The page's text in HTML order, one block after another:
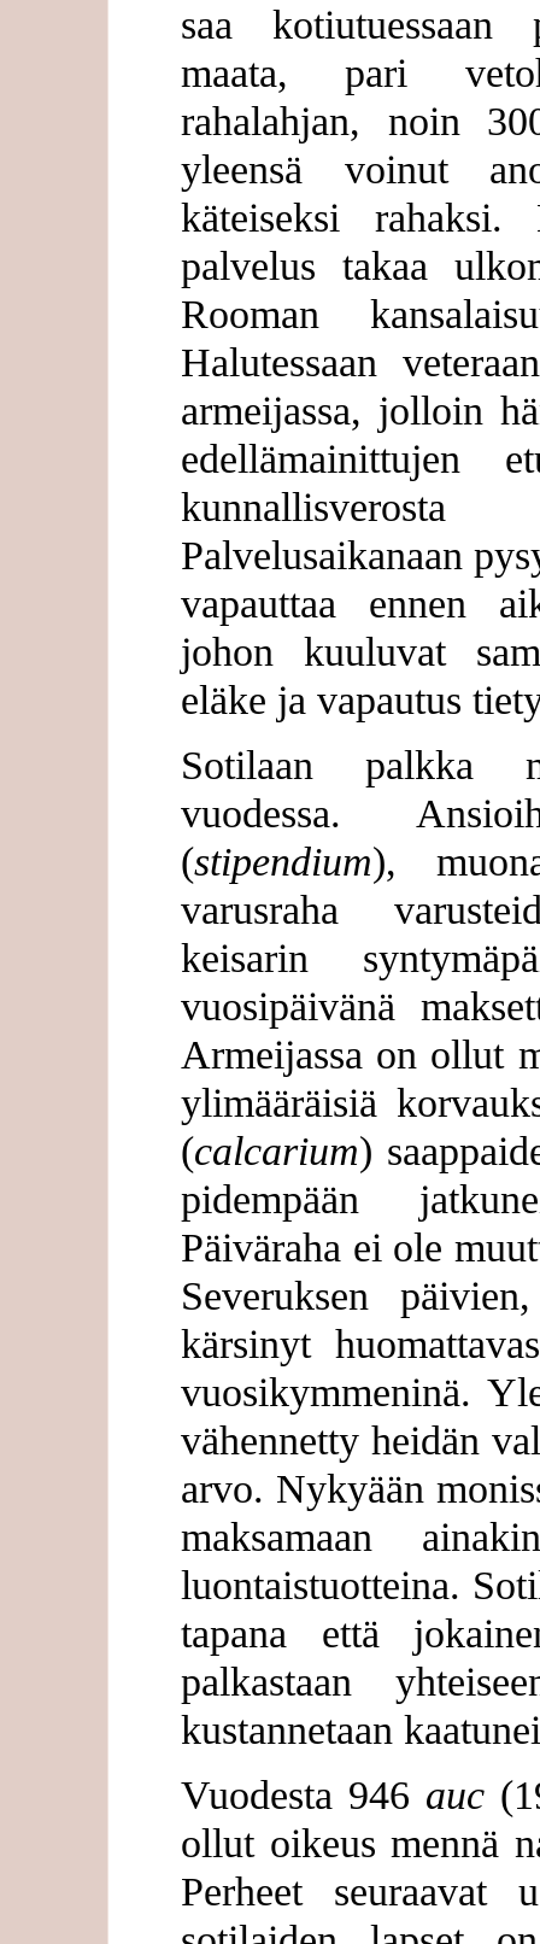
saa kotiutuessaan
maata, pari
rahalahjan, noin
yleensä voinut
käteiseksi rahaksi.
palvelus takaa
Rooman
Halutessaan
armeijassa, jolloin
edellämainittujen
Palvelusaikanaan
vapauttaa ennen
johon kuuluvat
eläke ja vapautus
Sotilaan palkka
vuodessa.
(stipendium),
varusraha
keisarin
vuosipäivänä
Armeijassa on ollut
ylimääräisiä
(calcarium)
pidempään
Päiväraha ei ole
Severuksen
kärsinyt
vuosikymmeninä.
vähennetty heidän
arvo. Nykyään
maksamaan
luontaistuotteina.
tapana että
palkastaan
kustannetaan
Vuodesta 946 auc
ollut oikeus mennä
Perheet seuraavat